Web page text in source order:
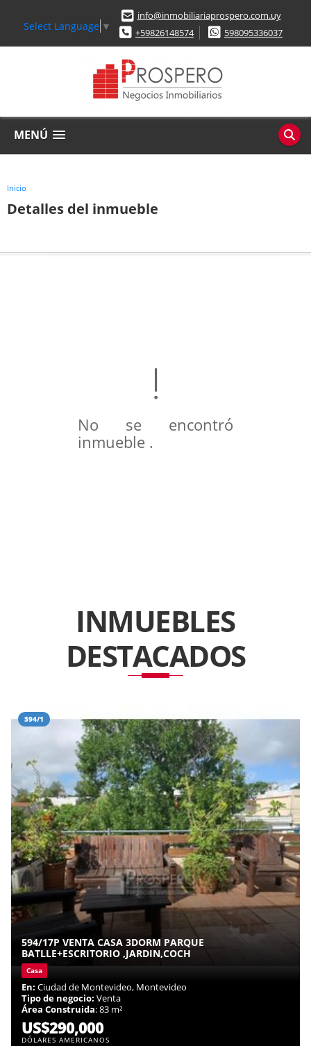
Select Language ▼
info@inmobiliariaprospero.com.uy
+59826148574
598095336037
MENÚ
Inicio
Detalles del inmueble
No se encontró
inmueble .
INMUEBLES
DESTACADOS
594/1
594/17P VENTA CASA 3DORM PARQUE
BATLLE+ESCRITORIO ,JARDIN,COCH
Casa
En: Ciudad de Montevideo, Montevideo
Tipo de negocio: Venta
Área Construida: 83 m²
US$290,000
DÓLARES AMERICANOS